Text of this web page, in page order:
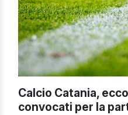
Calcio Catania,
convocati per la